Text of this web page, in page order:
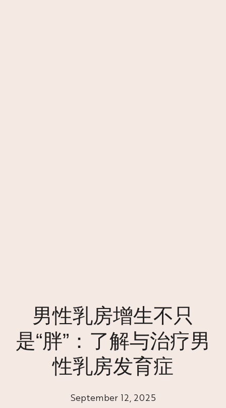
男性乳房增生不只
是“胖”：了解与治疗男
性乳房发育症
September 12, 2025